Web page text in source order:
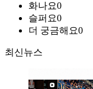
화나요0
슬퍼요0
더 궁금해요0
최신뉴스